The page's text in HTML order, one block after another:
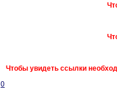
Чтобы увидеть ссылки
0